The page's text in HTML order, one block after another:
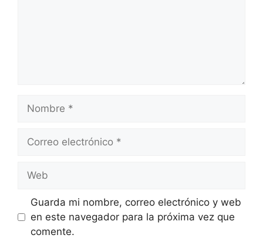
Nombre
Correo
Web
Guarda mi nombre, correo electrónico y web
en este navegador para la próxima vez que
comente.